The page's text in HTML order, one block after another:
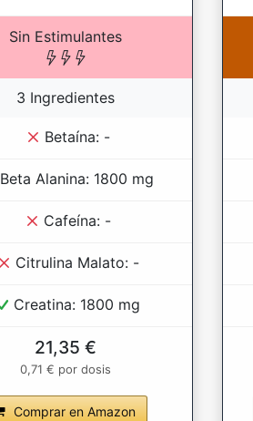
Sin Estimulantes
3 Ingredientes
Betaína: -
Beta Alanina: 1800 mg
Cafeína: -
Citrulina Malato: -
Creatina: 1800 mg
21,35 €
0,71 € por dosis
Comprar en Amazon